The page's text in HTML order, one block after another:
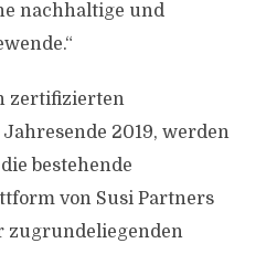
nachhaltige und
zertifizierten
2019, werden
bestehende
von Susi Partners
zugrundeliegenden